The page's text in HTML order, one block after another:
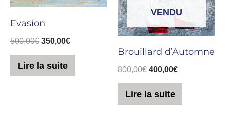
Evasion
500,00€
500,00€.
350,00€
350,00€.
Lire la suite
VENDU
Brouillard d’Automne
800,00€ 400,00€
400,00€.
Lire la suite